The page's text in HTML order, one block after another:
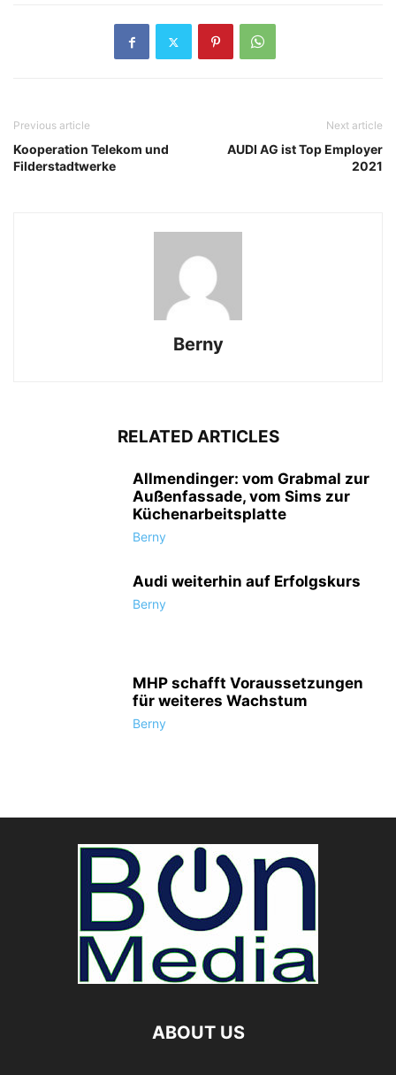
Previous article
Kooperation Telekom und
Filderstadtwerke
Next article
AUDI AG ist Top Employer
2021
Berny
RELATED ARTICLES
Allmendinger: vom Grabmal zur
Außenfassade, vom Sims zur
Küchenarbeitsplatte
Berny
Audi weiterhin auf Erfolgskurs
Berny
MHP schafft Voraussetzungen
für weiteres Wachstum
Berny
ABOUT US